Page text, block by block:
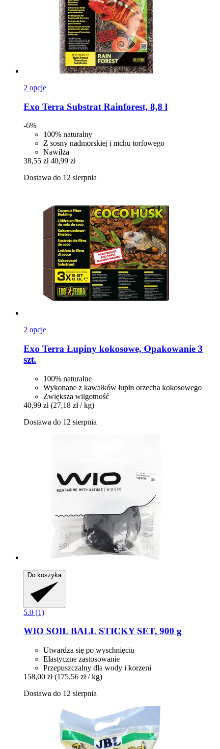
2 opcje
Exo Terra Substrat Rainforest, 8,8 l
-6%
100% naturalny
Z sosny nadmorskiej i mchu torfowego
Nawilża
38,55 zł 40,99 zł
Dostawa do 12 sierpnia
2 opcje
Exo Terra Łupiny kokosowe, Opakowanie 3
szt.
100% naturalne
Wykonane z kawałków łupin orzecha kokosowego
Zwiększa wilgotność
40,99 zł (27,18 zł / kg)
Dostawa do 12 sierpnia
Do koszyka
5.0 (1)
WIO SOIL BALL STICKY SET, 900 g
Utwardza ​​się po wyschnięciu
Elastyczne zastosowanie
Przepuszczalny dla wody i korzeni
158,00 zł (175,56 zł / kg)
Dostawa do 12 sierpnia